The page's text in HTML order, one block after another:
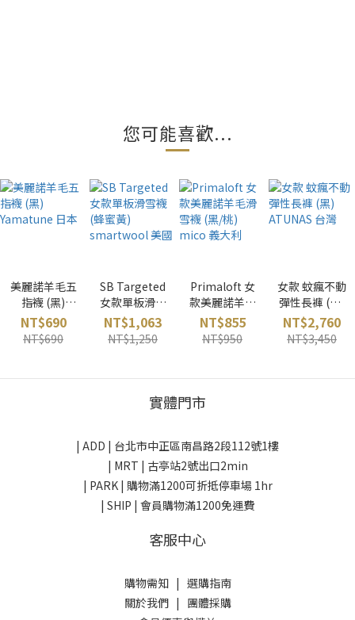
您可能喜歡...
美麗諾羊毛五
指襪 (黑)
Yamatune 日
本
NT$690
NT$690
SB Targeted
女款單板滑雪
襪 (蜂蜜黃)
smartwool
美國
NT$1,063
NT$1,250
Primaloft 女
款美麗諾羊毛
滑雪襪 (黑/桃)
mico 義大利
NT$855
NT$950
女款 蚊瘋不動
彈性長褲 (黑)
ATUNAS 台灣
NT$2,760
NT$3,450
實體門市
| ADD | 台北市中正區南昌路2段112號1樓
| MRT | 古亭站2號出口2min
| PARK | 購物滿1200可折抵停車場 1hr
| SHIP | 會員購物滿1200免運費
客服中心
購物需知| 選購指南
關於我們| 團體採購